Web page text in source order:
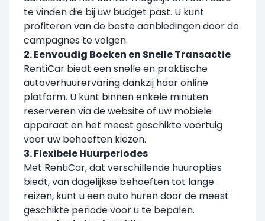
te vinden die bij uw budget past. U kunt
profiteren van de beste aanbiedingen door de
campagnes te volgen.
2. Eenvoudig Boeken en Snelle Transactie
RentiCar biedt een snelle en praktische
autoverhuurervaring dankzij haar online
platform. U kunt binnen enkele minuten
reserveren via de website of uw mobiele
apparaat en het meest geschikte voertuig
voor uw behoeften kiezen.
3. Flexibele Huurperiodes
Met RentiCar, dat verschillende huuropties
biedt, van dagelijkse behoeften tot lange
reizen, kunt u een auto huren door de meest
geschikte periode voor u te bepalen.